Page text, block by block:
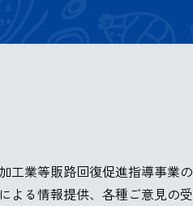
工業等販路回復促進指導事業の
よる情報提供、各種ご意見の受